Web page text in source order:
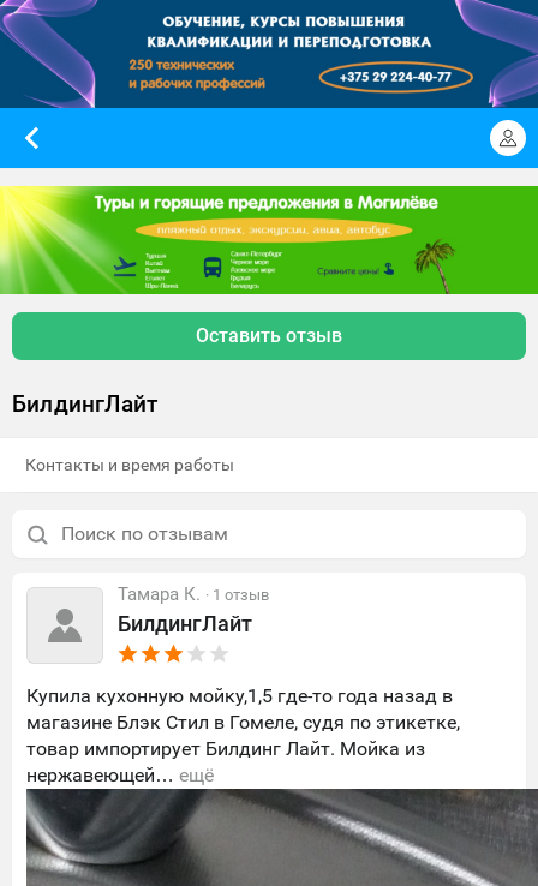
Оставить отзыв
БилдингЛайт
Контакты и время работы
Тамара К. · 1 отзыв
БилдингЛайт
Купила кухонную мойку,1,5 где-то года назад в
магазине Блэк Стил в Гомеле, судя по этикетке,
товар импортирует Билдинг Лайт. Мойка из
нержавеющей… ещё